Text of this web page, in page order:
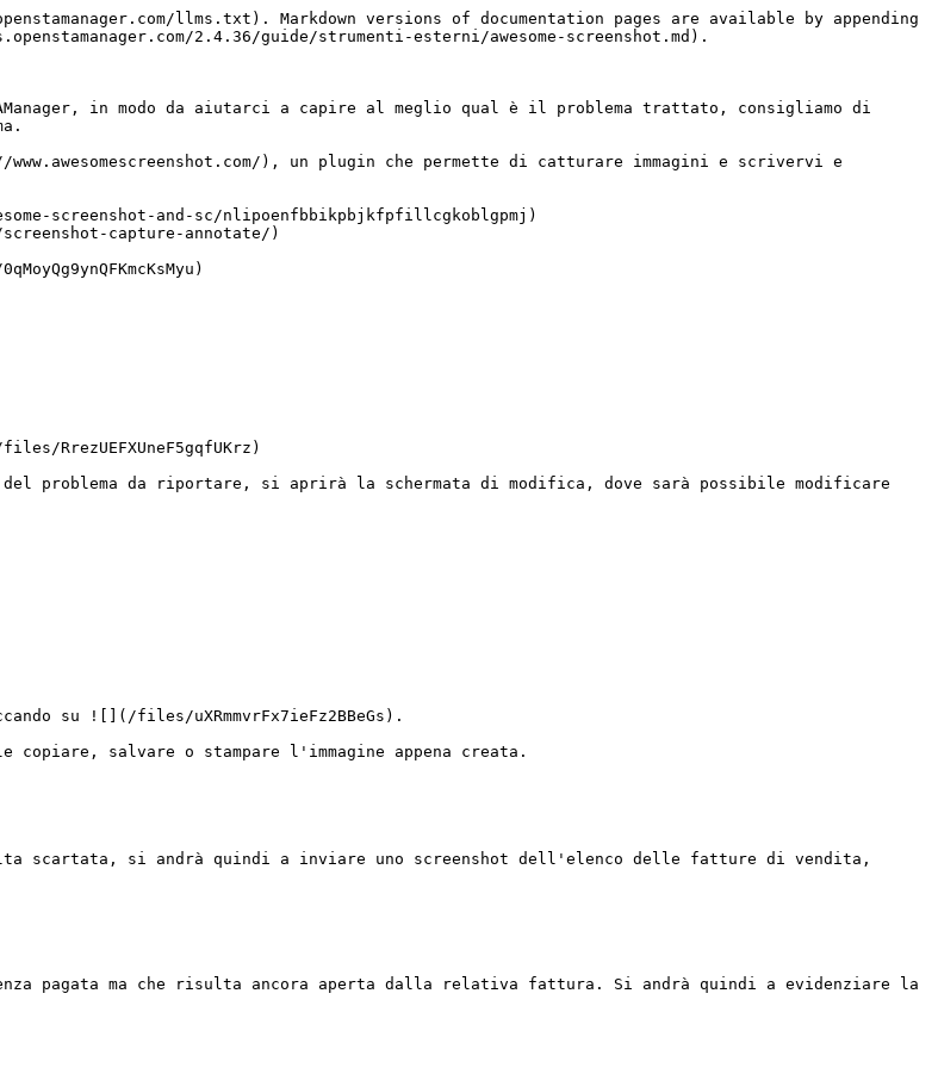
llms.txt). Markdown versions of documentation pages are available by appending
2.4.36/guide/strumenti-esterni/awesome-screenshot.md).
in modo da aiutarci a capire al meglio qual è il problema trattato, consigliamo di
), un plugin che permette di catturare immagini e scrivervi e
screenshot-and-sc/nlipoenfbbikpbjkfpfillcgkoblgpmj)
capture-annotate/)
problema da riportare, si aprirà la schermata di modifica, dove sarà possibile modificare
su ![](/files/uXRmmvrFx7ieFz2BBeGs).
salvare o stampare l'immagine appena creata.
scartata, si andrà quindi a inviare uno screenshot dell'elenco delle fatture di vendita,
pagata ma che risulta ancora aperta dalla relativa fattura. Si andrà quindi a evidenziare la